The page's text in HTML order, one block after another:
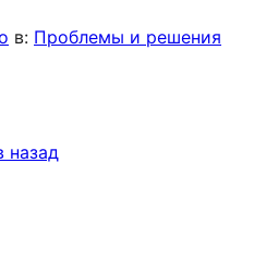
в: Проблемы и решения
назад